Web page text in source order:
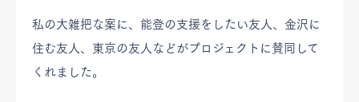
私の大雑把な案に、能登の支援をしたい友人、金沢に
住む友人、東京の友人などがプロジェクトに賛同して
くれました。